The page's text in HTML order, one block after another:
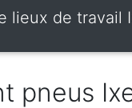
lieux de travail
pneus